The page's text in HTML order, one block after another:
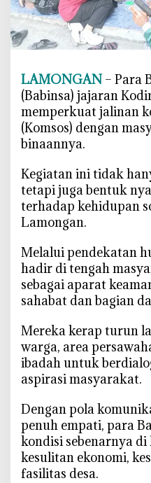
y
a
t
a
b
i
n
K
o
d
L
a
m
o
g
a
n
G
n
c
a
r
LAMONGAN– Para
(Babinsa) jajaran
memperkuat jalinan
(Komsos) dengan
binaannya.
‎Kegiatan ini tidak
tetapi juga bentuk
terhadap kehidupan
Lamongan.
‎Melalui pendekatan
hadir di tengah
sebagai aparat
sahabat dan bagian
‎Mereka kerap turun
warga, area
ibadah untuk
aspirasi masyarakat.
‎Dengan pola
penuh empati, para
kondisi sebenarnya
kesulitan ekonomi,
fasilitas desa.